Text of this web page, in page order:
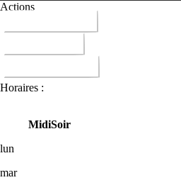
Actions
Horaires :
MidiSoir
lun
mar